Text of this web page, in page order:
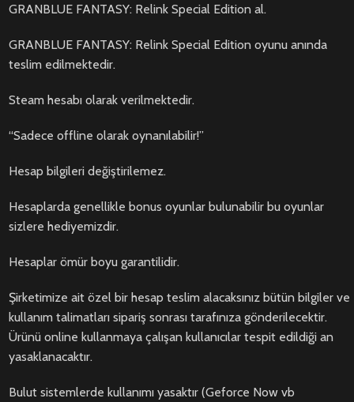
GRANBLUE FANTASY: Relink Special Edition al.
GRANBLUE FANTASY: Relink Special Edition oyunu anında
teslim edilmektedir.
Steam hesabı olarak verilmektedir.
“Sadece offline olarak oynanılabilir!”
Hesap bilgileri değiştirilemez.
Hesaplarda genellikle bonus oyunlar bulunabilir bu oyunlar
sizlere hediyemizdir.
Hesaplar ömür boyu garantilidir.
Şirketimize ait özel bir hesap teslim alacaksınız bütün bilgiler ve
kullanım talimatları sipariş sonrası tarafınıza gönderilecektir.
Ürünü online kullanmaya çalışan kullanıcılar tespit edildiği an
yasaklanacaktır.
Bulut sistemlerde kullanımı yasaktır (Geforce Now vb